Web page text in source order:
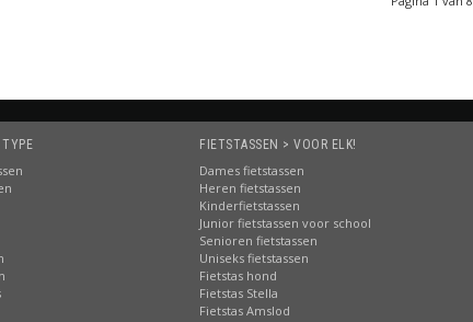
service
en online bereikbaarheid
zeer hoge waardering van onze klanten
elk merk, elk type fietstas!
FIETSTASSEN > VOOR ELK!
Dames fietstassen
Heren fietstassen
Kinderfietstassen
Junior fietstassen voor school
Senioren fietstassen
Uniseks fietstassen
Fietstas hond
Fietstas Stella
Fietstas Amslod